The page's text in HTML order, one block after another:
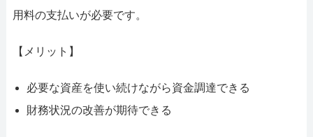
用料の支払いが必要です。
【メリット】
必要な資産を使い続けながら資金調達できる
財務状況の改善が期待できる